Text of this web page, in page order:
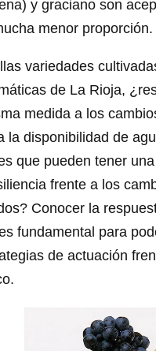
y graciano son
menor proporción.
variedades
de La Rioja,
medida a los
la disponibilidad de
que pueden tener
frente a los
Conocer la
fundamental para
de actuación